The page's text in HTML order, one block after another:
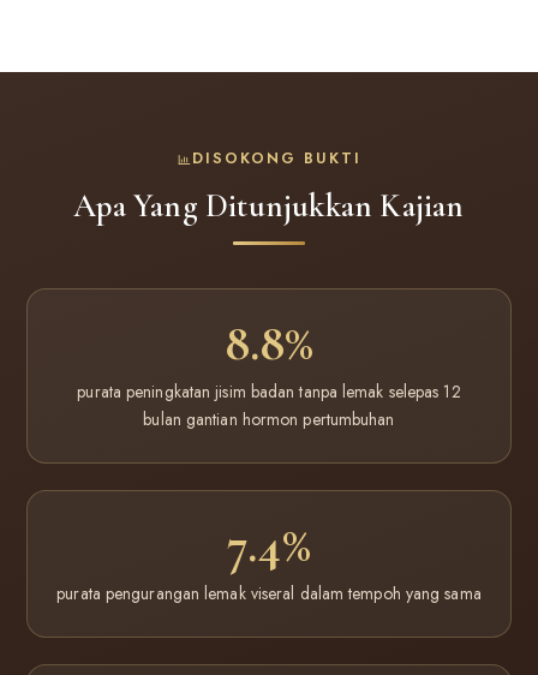
DISOKONG BUKTI
Apa Yang Ditunjukkan Kajian
8.8%
purata peningkatan jisim badan tanpa lemak selepas 12
bulan gantian hormon pertumbuhan
7.4%
purata pengurangan lemak viseral dalam tempoh yang sama